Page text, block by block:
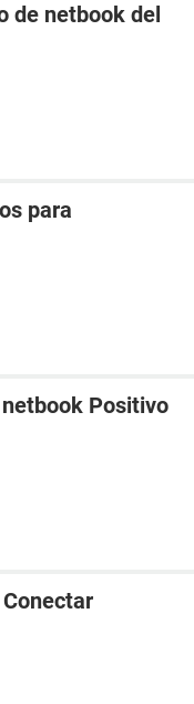
de netbook del
para
Positivo